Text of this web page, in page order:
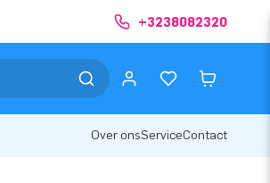
+3238082320
Over onsServiceContact